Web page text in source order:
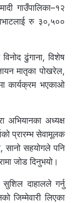
गाउँपालिका–१२
रु ३०,५००
ढुंगाना, विशेष
मातृका पोखरेल,
कार्यक्रम भएकाओ
अभियानका अध्यक्ष
प्रारम्भ सेवामूलक
सानो सहयोगले पनि
जोड दिनुभयो।
दाहालले गर्नु
जिम्मेवारी लिएका